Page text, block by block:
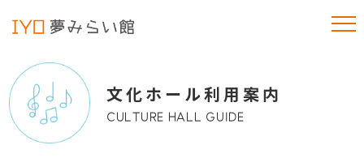
文化ホール利用案内
CULTURE HALL GUIDE